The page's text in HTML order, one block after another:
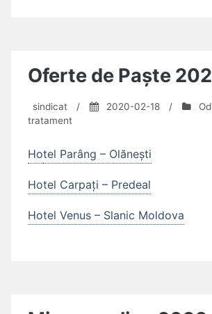
Oferte de Paște
sindicat / 2020-02-18 /
tratament
Hotel Parâng – Olănești
Hotel Carpați – Predeal
Hotel Venus – Slanic Moldova